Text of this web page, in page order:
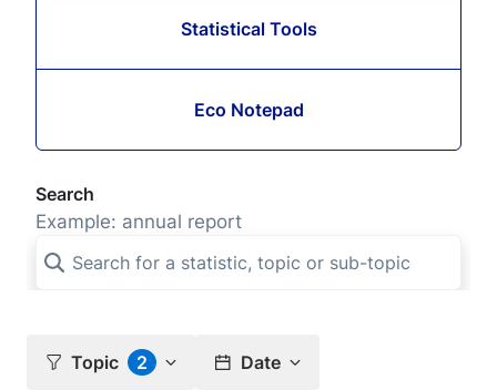
Statistical Tools
Eco Notepad
Search
Example: annual report
Topic 2 Date